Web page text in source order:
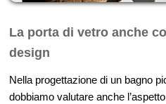
La porta di vetro anche
design
Nella progettazione di un bagno
dobbiamo valutare anche